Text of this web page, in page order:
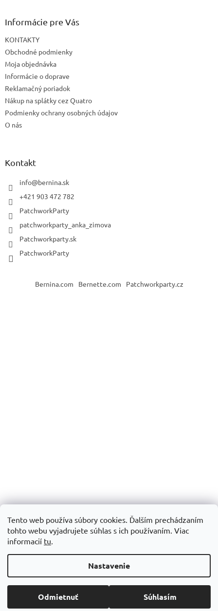
Tento web používa súbory cookies. Ďalším prechádzaním
tohto webu vyjadrujete súhlas s ich používaním. Viac
informacií tu.
Nastavenie
Odmietnuť Súhlasím
Informácie pre Vás
KONTAKTY
Obchodné podmienky
Moja objednávka
Informácie o doprave
Reklamačný poriadok
Nákup na splátky cez Quatro
Podmienky ochrany osobných údajov
O nás
Kontakt
info@bernina.sk
+421 903 472 782
PatchworkParty
patchworkparty_anka_zimova
Patchworkparty.sk
PatchworkParty
Bernina.com Bernette.com Patchworkparty.cz
Vytvoril Shoptet
Copyright 2026Šijacie stroje Patchworkparty. Všetky práva
vyhradené.
Upraviť nastavenie cookies